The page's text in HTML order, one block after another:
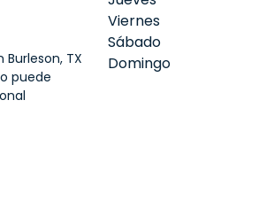
TX
puede
Viernes
Sábado
Domingo